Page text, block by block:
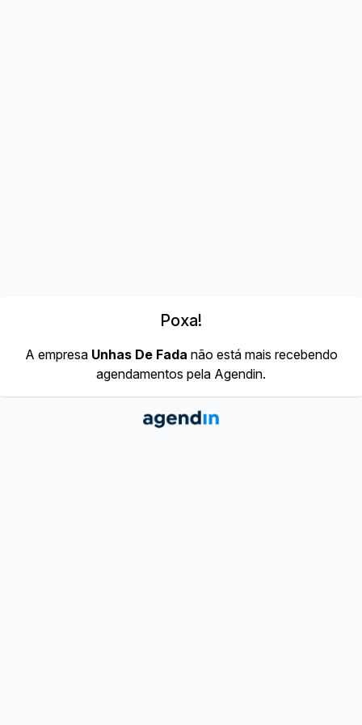
Poxa!
A empresa Unhas De Fada não está mais recebendo
agendamentos pela Agendin.